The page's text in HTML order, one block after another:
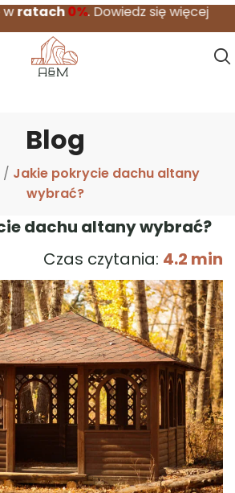
Blog
/ Jakie pokrycie dachu altany
wybrać?
dachu altany wybrać?
Czas czytania: 4.2 min
0%.Dowiedz się więcej